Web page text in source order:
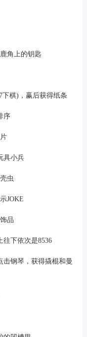
角上的钥匙
下棋)，赢后获得纸条
序
具小兵
虫
JOKE
品
往下依次是8536
击钢琴，获得撬棍和曼